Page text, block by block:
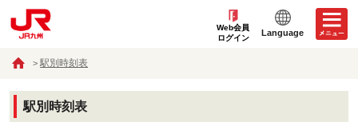
Web会員
ログイン
Language
駅別時刻表
駅別時刻表